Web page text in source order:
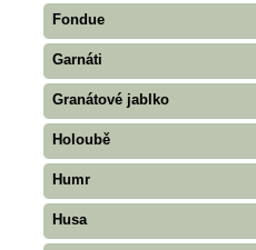
Fondue
Garnáti
Granátové jablko
Holoubě
Humr
Husa